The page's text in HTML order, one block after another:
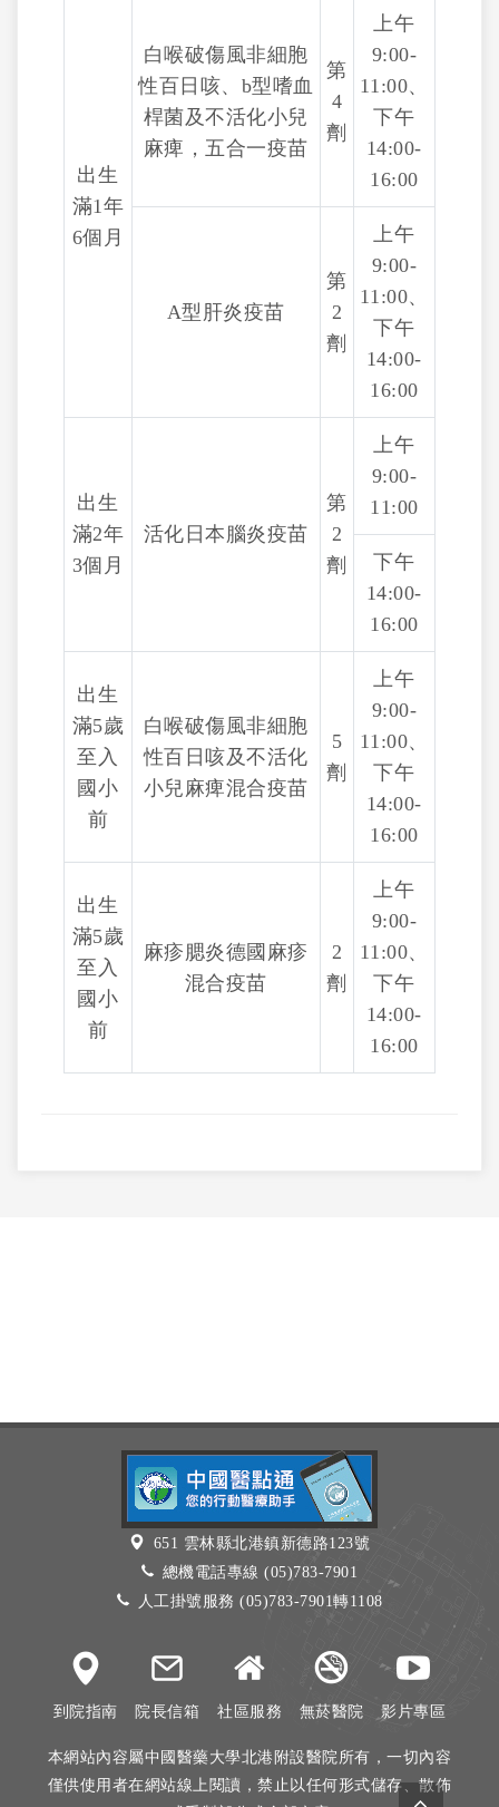
出生
滿1年
6個月
白喉破傷風非細胞
性百日咳、b型嗜血
桿菌及不活化小兒
麻痺，五合一疫苗
第
4
劑
上午
9:00-
11:00、
下午
14:00-
16:00
A型肝炎疫苗
第
2
劑
上午
9:00-
11:00、
下午
14:00-
16:00
出生
滿2年
3個月
活化日本腦炎疫苗
第
2
劑
上午
9:00-
11:00
下午
14:00-
16:00
出生
滿5歲
至入
國小
前
白喉破傷風非細胞
性百日咳及不活化
小兒麻痺混合疫苗
5
劑
上午
9:00-
11:00、
下午
14:00-
16:00
出生
滿5歲
至入
國小
前
麻疹腮炎德國麻疹
混合疫苗
2
劑
上午
9:00-
11:00、
下午
14:00-
16:00
651 雲林縣北港鎮新德路123號
總機電話專線 (05)783-7901
人工掛號服務 (05)783-7901轉1108
到院指南 院長信箱 社區服務 無菸醫院 影片專區
本網站內容屬中國醫藥大學北港附設醫院所有，一切內容
僅供使用者在網站線上閱讀，禁止以任何形式儲存、散佈